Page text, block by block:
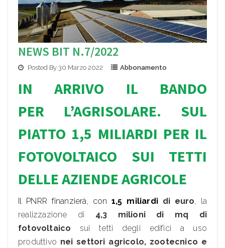
NEWS BIT N.7/2022
Posted By 30 Marzo 2022 Abbonamento
IN ARRIVO IL BANDO
PER L’AGRISOLARE. SUL
PIATTO 1,5 MILIARDI PER IL
FOTOVOLTAICO SUI TETTI
DELLE AZIENDE AGRICOLE
Il PNRR finanzierà, con 1,5 miliardidi euro, la
realizzazione di 4,3 milioni di mq di
fotovoltaicosui tetti degli edifici a uso
produttivo nei settori agricolo, zootecnico e